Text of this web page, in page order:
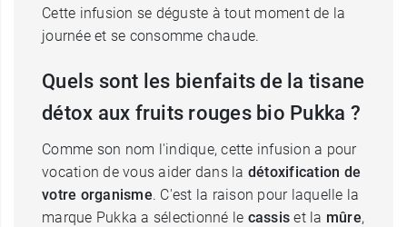
Cette infusion se déguste à tout moment de la
journée et se consomme chaude.
Quels sont les bienfaits de la tisane
détox aux fruits rouges bio Pukka ?
Comme son nom l'indique, cette infusion a pour
vocation de vous aider dans la détoxification de
votre organisme. C'est la raison pour laquelle la
marque Pukka a sélectionné le cassiset la mûre,